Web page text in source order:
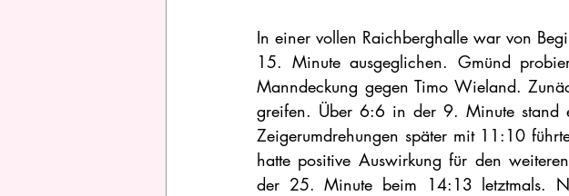
In einer vollen Raichberghalle war von
15. Minute ausgeglichen. Gmünd
Manndeckung gegen Timo Wieland.
greifen. Über 6:6 in der 9. Minute
Zeigerumdrehungen später mit 11:10
hatte positive Auswirkung für den
der 25. Minute beim 14:13 letztmals.